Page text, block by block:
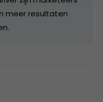
meer resultaten